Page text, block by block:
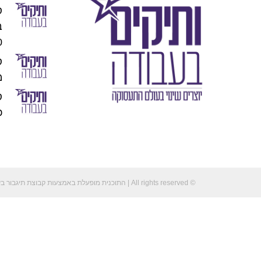
© All rights reserved | התוכנית מופעלת באמצעות קבוצת תיגבור בע"מ